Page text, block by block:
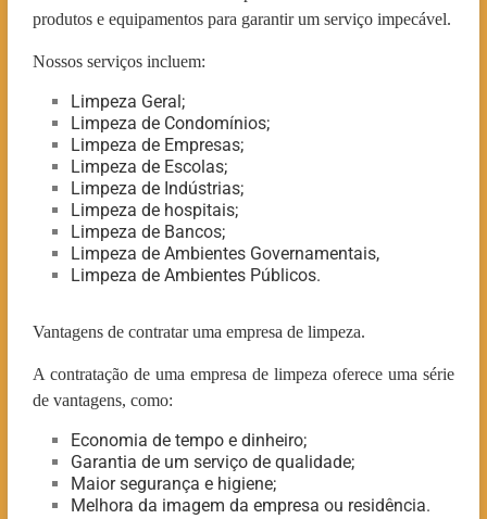
produtos e equipamentos para garantir um serviço impecável.
Nossos serviços incluem:
Limpeza Geral;
Limpeza de Condomínios;
Limpeza de Empresas;
Limpeza de Escolas;
Limpeza de Indústrias;
Limpeza de hospitais;
Limpeza de Bancos;
Limpeza de Ambientes Governamentais,
Limpeza de Ambientes Públicos.
Vantagens de contratar uma empresa de limpeza.
A contratação de uma empresa de limpeza oferece uma série
de vantagens, como:
Economia de tempo e dinheiro;
Garantia de um serviço de qualidade;
Maior segurança e higiene;
Melhora da imagem da empresa ou residência.